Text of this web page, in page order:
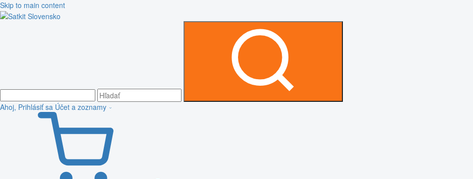
Skip to main content
Ahoj, Prihlásiť sa Účet a zoznamy